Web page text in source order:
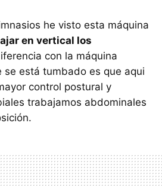
he visto esta máquina
en vertical los
con la máquina
se está tumbado es que aqui
control postural y
trabajamos abdominales